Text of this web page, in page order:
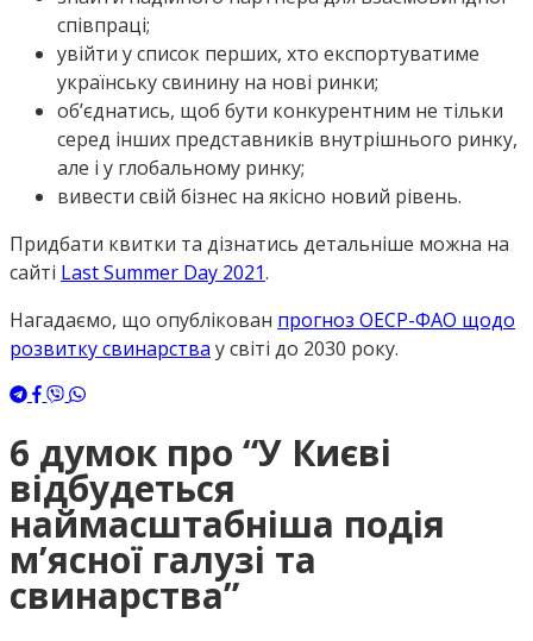
співпраці;
увійти у список перших, хто експортуватиме
українську свинину на нові ринки;
об’єднатись, щоб бути конкурентним не тільки
серед інших представників внутрішнього ринку,
але і у глобальному ринку;
вивести свій бізнес на якісно новий рівень.
Придбати квитки та дізнатись детальніше можна на
сайті Last Summer Day 2021.
Нагадаємо, що опублікован прогноз ОЕСР-ФАО щодо
розвитку свинарства у світі до 2030 року.
6 думок про “У Києві
відбудеться
наймасштабніша подія
м’ясної галузі та
свинарства”